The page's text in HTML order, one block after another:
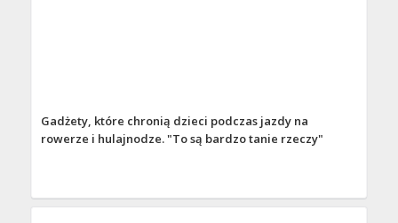
Gadżety, które chronią dzieci podczas jazdy na
rowerze i hulajnodze. "To są bardzo tanie rzeczy"